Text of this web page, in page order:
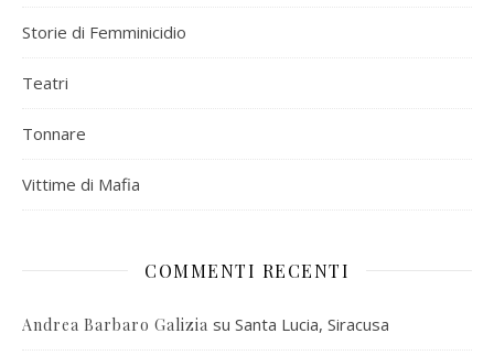
Storie di Femminicidio
Teatri
Tonnare
Vittime di Mafia
COMMENTI RECENTI
Andrea Barbaro Galizia su Santa Lucia, Siracusa